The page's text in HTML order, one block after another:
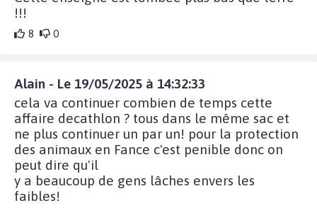
!!!
8 0
Alain - Le 19/05/2025 à 14:32:33
cela va continuer combien de temps cette
affaire decathlon ? tous dans le même sac et
ne plus continuer un par un! pour la protection
des animaux en Fance c'est penible donc on
peut dire qu'il
y a beaucoup de gens lâches envers les
faibles!